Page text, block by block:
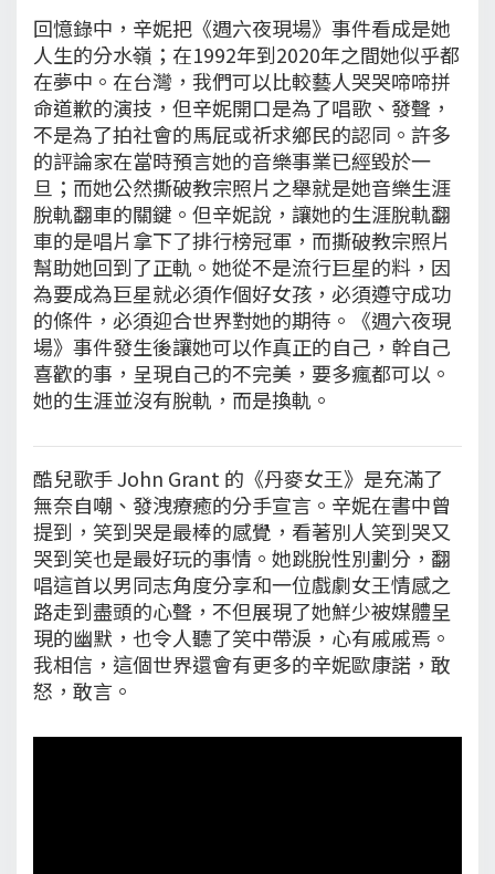
回憶錄中，辛妮把《週六夜現場》事件看成是她
人生的分水嶺；在1992年到2020年之間她似乎都
在夢中。在台灣，我們可以比較藝人哭哭啼啼拼
命道歉的演技，但辛妮開口是為了唱歌、發聲，
不是為了拍社會的馬屁或祈求鄉民的認同。許多
的評論家在當時預言她的音樂事業已經毀於一
旦；而她公然撕破教宗照片之舉就是她音樂生涯
脫軌翻車的關鍵。但辛妮說，讓她的生涯脫軌翻
車的是唱片拿下了排行榜冠軍，而撕破教宗照片
幫助她回到了正軌。她從不是流行巨星的料，因
為要成為巨星就必須作個好女孩，必須遵守成功
的條件，必須迎合世界對她的期待。《週六夜現
場》事件發生後讓她可以作真正的自己，幹自己
喜歡的事，呈現自己的不完美，要多瘋都可以。
她的生涯並沒有脫軌，而是換軌。
酷兒歌手 John Grant 的《丹麥女王》是充滿了
無奈自嘲、發洩療癒的分手宣言。辛妮在書中曾
提到，笑到哭是最棒的感覺，看著別人笑到哭又
哭到笑也是最好玩的事情。她跳脫性別劃分，翻
唱這首以男同志角度分享和一位戲劇女王情感之
路走到盡頭的心聲，不但展現了她鮮少被媒體呈
現的幽默，也令人聽了笑中帶淚，心有戚戚焉。
我相信，這個世界還會有更多的辛妮歐康諾，敢
怒，敢言。